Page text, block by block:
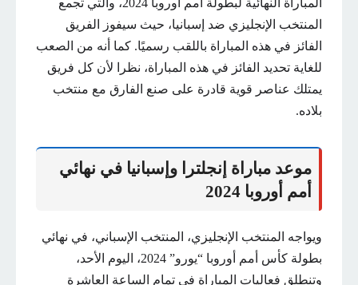
المباراة النهائية لبطولة أمم أوروبا 2024، والتي تجمع
المنتخب الإنجليزي ضد إسبانيا، حيث سيفوز الفريق
الفائز في هذه المباراة باللقب رسميًا. كما أنه من الصعب
للغاية تحديد الفائز في هذه المباراة، نظرا لأن كل فريق
يمتلك عناصر قوية قادرة على صنع الفارق مع منتخب
بلاده.
موعد مباراة إنجلترا وإسبانيا في نهائي
أمم أوروبا 2024
ويواجه المنتخب الإنجليزي، المنتخب الإسباني، في نهائي
بطولة كأس أمم أوروبا “يورو” 2024، اليوم الأحد،
وتنطلق فعاليات المباراة في تمام الساعة العاشرة